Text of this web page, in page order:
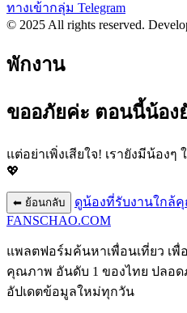
ทางเข้ากลุ่ม Telegram
© 2025 All rights reserved.
พักงาน
ขออภัยค่ะ ตอนนี้น้อง
แต่อย่าเพิ่งเสียใจ! เรายังมีน้องๆ
💖
⬅ ย้อนกลับ
ดูน้องที่รับงานใกล้
FANSCHAO.COM
แพลตฟอร์มค้นหาเพื่อนเที่ยว เ
คุณภาพ อันดับ 1 ของไทย ปลอด
อัปเดตข้อมูลใหม่ทุกวัน